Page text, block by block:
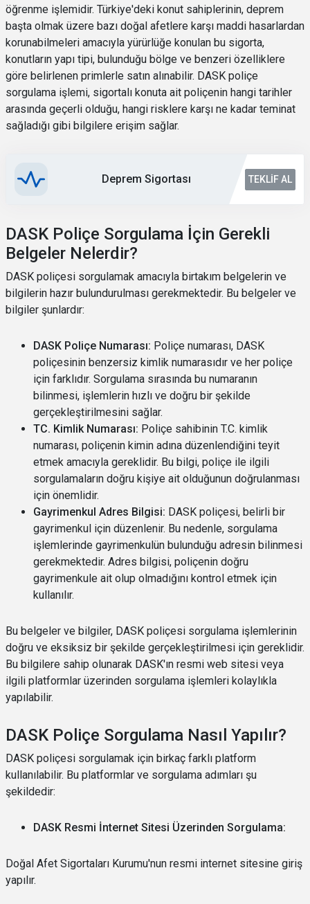
öğrenme işlemidir. Türkiye'deki konut sahiplerinin, deprem
başta olmak üzere bazı doğal afetlere karşı maddi hasarlardan
korunabilmeleri amacıyla yürürlüğe konulan bu sigorta,
konutların yapı tipi, bulunduğu bölge ve benzeri özelliklere
göre belirlenen primlerle satın alınabilir. DASK poliçe
sorgulama işlemi, sigortalı konuta ait poliçenin hangi tarihler
arasında geçerli olduğu, hangi risklere karşı ne kadar teminat
sağladığı gibi bilgilere erişim sağlar.
Deprem Sigortası TEKLIF AL
DASK Poliçe Sorgulama İçin Gerekli
Belgeler Nelerdir?
DASK poliçesi sorgulamak amacıyla birtakım belgelerin ve
bilgilerin hazır bulundurulması gerekmektedir. Bu belgeler ve
bilgiler şunlardır:
DASK Poliçe Numarası: Poliçe numarası, DASK
poliçesinin benzersiz kimlik numarasıdır ve her poliçe
için farklıdır. Sorgulama sırasında bu numaranın
bilinmesi, işlemlerin hızlı ve doğru bir şekilde
gerçekleştirilmesini sağlar.
TC. Kimlik Numarası: Poliçe sahibinin T.C. kimlik
numarası, poliçenin kimin adına düzenlendiğini teyit
etmek amacıyla gereklidir. Bu bilgi, poliçe ile ilgili
sorgulamaların doğru kişiye ait olduğunun doğrulanması
için önemlidir.
Gayrimenkul Adres Bilgisi: DASK poliçesi, belirli bir
gayrimenkul için düzenlenir. Bu nedenle, sorgulama
işlemlerinde gayrimenkulün bulunduğu adresin bilinmesi
gerekmektedir. Adres bilgisi, poliçenin doğru
gayrimenkule ait olup olmadığını kontrol etmek için
kullanılır.
Bu belgeler ve bilgiler, DASK poliçesi sorgulama işlemlerinin
doğru ve eksiksiz bir şekilde gerçekleştirilmesi için gereklidir.
Bu bilgilere sahip olunarak DASK'ın resmi web sitesi veya
ilgili platformlar üzerinden sorgulama işlemleri kolaylıkla
yapılabilir.
DASK Poliçe Sorgulama Nasıl Yapılır?
DASK poliçesi sorgulamak için birkaç farklı platform
kullanılabilir. Bu platformlar ve sorgulama adımları şu
şekildedir:
DASK Resmi İnternet Sitesi Üzerinden Sorgulama:
Doğal Afet Sigortaları Kurumu'nun resmi internet sitesine giriş
yapılır.